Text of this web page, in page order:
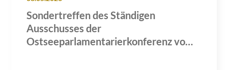
Sondertreffen des Ständigen
Ausschusses der
Ostseeparlamentarierkonferenz vom